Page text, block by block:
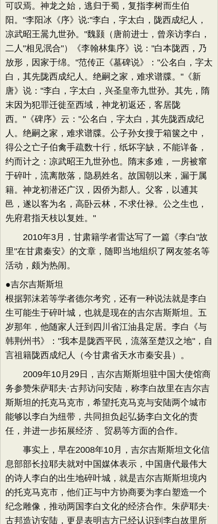
可叹焉。神龙之始，逃归于蜀，复指李树而生伯
阳。"李阳冰《序》说:"李白，字太白，陇西成纪人，
凉武昭王暠九世孙。"魏颢（唐前进士，曾亲访李白，
二人"相见泯合"）《李翰林集序》说："白本陇西，乃
放形，因家于绵。"范传正《墓碑说》："公名白，字太
白，其先陇西成纪人。绝嗣之家，难求谱牒。"《新
唐》说："李白，字太白，兴圣皇帝九世孙。其先，隋
末因为犯罪迁徙至西域，神龙初返还，客居陇
西。"《碑序》云："公名白，字太白，其先陇西成纪
人。绝嗣之家，难求谱牒。公子孙女搜于箱箧之中，
得公之亡子伯禽手疏数十行，纸坏字缺，不能详备，
约而计之：凉武昭王九世孙也。隋末多难，一房被窜
于碎叶，流离散落，隐易姓名。故国朝以来，漏于属
籍。神龙初潜还广汉，因侨为郡人。父客，以逋其
邑，遂以客为名，高卧云林，不求仕禄。公之生也，
先府君指天枝以复姓。"
2010年3月，甘肃籍学者雷达写了一篇《李白"故
里"在甘肃秦安》的文章，随即当地组织了网友签名等
活动，颇为热闹。
●吉尔吉斯斯坦
根据郭沫若等学者德尔考究，还有一种说法就是李白
生可能生于碎叶城，也就是现在的吉尔吉斯斯坦。五
岁那年，他随家人迁到四川省江油县定居。李白《与
韩荆州书》："我本是陇西平民，流落至楚汉之地"，自
言祖籍陇西成纪人（今甘肃省天水市秦安县）。
2009年10月29日，吉尔吉斯斯坦驻中国大使馆商
务参赞朱萨耶夫·古邦访问安陆，称李白故里在吉尔吉
斯斯坦的托克马克市，希望托克马克与安陆两个城市
能够以李白为纽带，共同担负起弘扬李白文化的责
任，并进一步拓展经济 、贸易等方面的合作。
事实上，早在2008年10月，吉尔吉斯斯坦文化信
息部部长拉耶夫就对中国媒体表示，中国唐代最伟大
的诗人李白的出生地碎叶城，就是吉尔吉斯斯坦境内
的托克马克市，他们正与中方协商要为李白塑造一个
纪念雕像，推动两国李白文化的经济合作。朱萨耶夫·
古邦造访安陆，更是表明吉方已经认识到李白故里所